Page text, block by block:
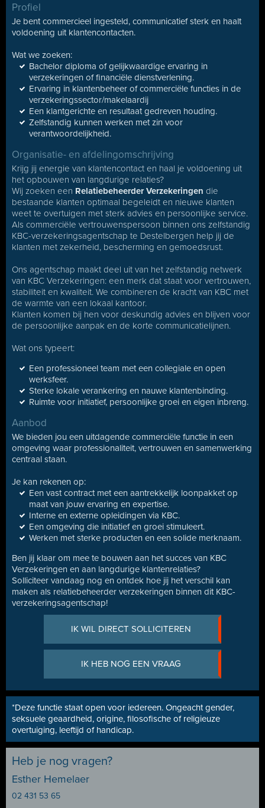
Profiel
Je bent commercieel ingesteld, communicatief sterk en haalt
voldoening uit klantencontacten.
Wat we zoeken:
Bachelor diploma of gelijkwaardige ervaring in
verzekeringen of financiële dienstverlening.
Ervaring in klantenbeheer of commerciële functies in de
verzekeringssector/makelaardij
Een klantgerichte en resultaat gedreven houding.
Zelfstandig kunnen werken met zin voor
verantwoordelijkheid.
Organisatie- en afdelingomschrijving
Krijg jij energie van klantencontact en haal je voldoening uit
het opbouwen van langdurige relaties?
Wij zoeken een Relatiebeheerder Verzekeringen die
bestaande klanten optimaal begeleidt en nieuwe klanten
weet te overtuigen met sterk advies en persoonlijke service.
Als commerciële vertrouwenspersoon binnen ons zelfstandig
KBC-verzekeringsagentschap te Destelbergen help jij de
klanten met zekerheid, bescherming en gemoedsrust.
Ons agentschap maakt deel uit van het zelfstandig netwerk
van KBC Verzekeringen: een merk dat staat voor vertrouwen,
stabiliteit en kwaliteit. We combineren de kracht van KBC met
de warmte van een lokaal kantoor.
Klanten komen bij hen voor deskundig advies en blijven voor
de persoonlijke aanpak en de korte communicatielijnen.
Wat ons typeert:
Een professioneel team met een collegiale en open
werksfeer.
Sterke lokale verankering en nauwe klantenbinding.
Ruimte voor initiatief, persoonlijke groei en eigen inbreng.
Aanbod
We bieden jou een uitdagende commerciële functie in een
omgeving waar professionaliteit, vertrouwen en samenwerking
centraal staan.
Je kan rekenen op:
Een vast contract met een aantrekkelijk loonpakket op
maat van jouw ervaring en expertise.
Interne en externe opleidingen via KBC.
Een omgeving die initiatief en groei stimuleert.
Werken met sterke producten en een solide merknaam.
Ben jij klaar om mee te bouwen aan het succes van KBC
Verzekeringen en aan langdurige klantenrelaties?
Solliciteer vandaag nog en ontdek hoe jij het verschil kan
maken als relatiebeheerder verzekeringen binnen dit KBC-
verzekeringsagentschap!
IK WIL DIRECT SOLLICITEREN
IK HEB NOG EEN VRAAG
*Deze functie staat open voor iedereen. Ongeacht gender,
seksuele geaardheid, origine, filosofische of religieuze
overtuiging, leeftijd of handicap.
Heb je nog vragen?
Esther Hemelaer
02 431 53 65